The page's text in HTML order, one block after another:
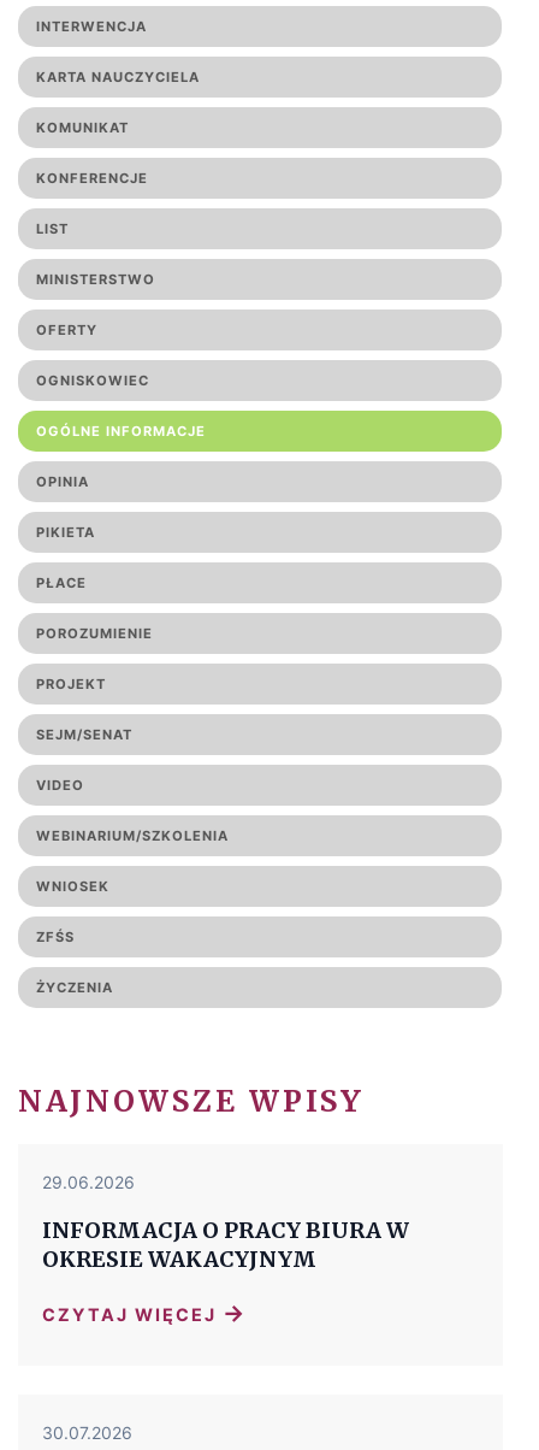
INTERWENCJA
KARTA NAUCZYCIELA
KOMUNIKAT
KONFERENCJE
LIST
MINISTERSTWO
OFERTY
OGNISKOWIEC
OGÓLNE INFORMACJE
OPINIA
PIKIETA
PŁACE
POROZUMIENIE
PROJEKT
SEJM/SENAT
VIDEO
WEBINARIUM/SZKOLENIA
WNIOSEK
ZFŚS
ŻYCZENIA
NAJNOWSZE WPISY
29.06.2026
INFORMACJA O PRACY BIURA W
OKRESIE WAKACYJNYM
CZYTAJ WIĘCEJ →
30.07.2026